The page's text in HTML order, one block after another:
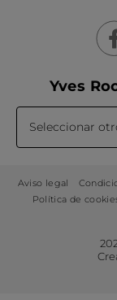
Yves
Seleccionar
Aviso legal
Política de